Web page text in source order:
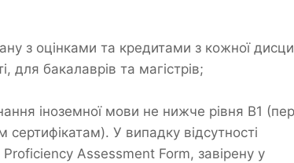
з оцінками та кредитами з кожної
для бакалаврів та магістрів;
іноземної мови не нижче рівня B1
У випадку відсутності
Assessment Form, завірену у